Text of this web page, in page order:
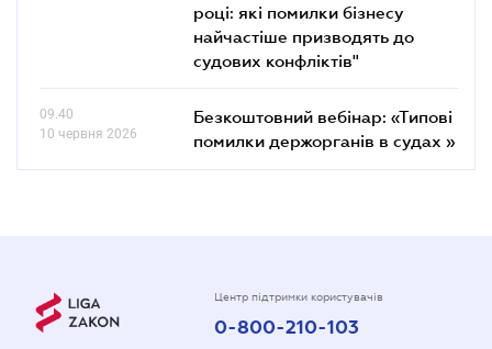
році: які помилки бізнесу
найчастіше призводять до
судових конфліктів"
09.40
10 червня 2026
Безкоштовний вебінар: «Типові
помилки держорганів в судах »
Центр підтримки користувачів
0-800-210-103